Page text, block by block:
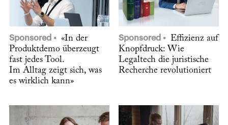
Sponsored
«In der
Produktdemo überzeugt
fast jedes Tool.
Im Alltag zeigt sich, was
es wirklich kann»
Sponsored
Effizienz auf
Knopfdruck: Wie
Legaltech die juristische
Recherche revolutioniert